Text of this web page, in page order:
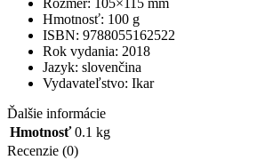
Hmotnosť: 100 g
ISBN: 9788055162522
Rok vydania: 2018
Jazyk: slovenčina
Vydavateľstvo: Ikar
Ďalšie informácie
Hmotnosť 0.1 kg
Recenzie (0)